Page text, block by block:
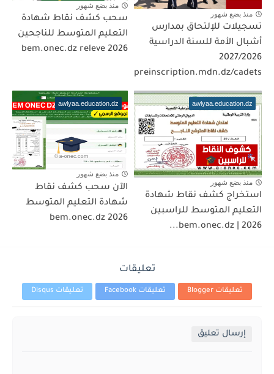
منذ بضع شهور
تسجيلات للإلتحاق بمدارس
أشبال الأمة للسنة الدراسية
2027/2026
preinscription.mdn.dz/cadets
منذ بضع شهور
سحب كشف نقاط شهادة
التعليم المتوسط للناجحين
2026 bem.onec.dz releve
awlyaa.education.dz
منذ بضع شهور
استخراج كشف نقاط شهادة
التعليم المتوسط للراسبين
2026 | bem.onec.dz...
awlyaa.education.dz
منذ بضع شهور
الآن سحب كشف نقاط
شهادة التعليم المتوسط
2026 bem.onec.dz
تعليقات
تعليقات Blogger تعليقات Facebook تعليقات Disqus
إرسال تعليق